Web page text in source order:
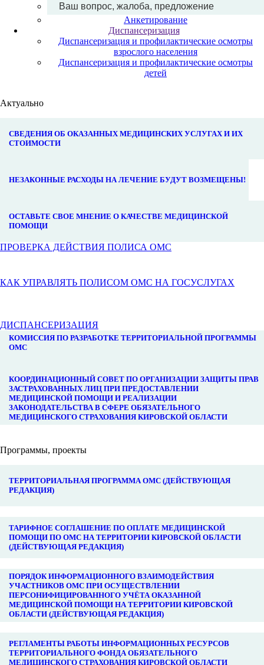
Ваш вопрос, жалоба, предложение
Анкетирование
Диспансеризация
Диспансеризация и профилактические осмотры
взрослого населения
Диспансеризация и профилактические осмотры
детей
Актуально
СВЕДЕНИЯ ОБ ОКАЗАННЫХ МЕДИЦИНСКИХ УСЛУГАХ И ИХ
СТОИМОСТИ
НЕЗАКОННЫЕ РАСХОДЫ НА ЛЕЧЕНИЕ БУДУТ ВОЗМЕЩЕНЫ!
ОСТАВЬТЕ СВОЕ МНЕНИЕ О КАЧЕСТВЕ МЕДИЦИНСКОЙ
ПОМОЩИ
ПРОВЕРКА ДЕЙСТВИЯ ПОЛИСА ОМС
КАК УПРАВЛЯТЬ ПОЛИСОМ ОМС НА ГОСУСЛУГАХ
ДИСПАНСЕРИЗАЦИЯ
КОМИССИЯ ПО РАЗРАБОТКЕ ТЕРРИТОРИАЛЬНОЙ ПРОГРАММЫ
ОМС
КООРДИНАЦИОННЫЙ СОВЕТ ПО ОРГАНИЗАЦИИ ЗАЩИТЫ ПРАВ
ЗАСТРАХОВАННЫХ ЛИЦ ПРИ ПРЕДОСТАВЛЕНИИ
МЕДИЦИНСКОЙ ПОМОЩИ И РЕАЛИЗАЦИИ
ЗАКОНОДАТЕЛЬСТВА В СФЕРЕ ОБЯЗАТЕЛЬНОГО
МЕДИЦИНСКОГО СТРАХОВАНИЯ КИРОВСКОЙ ОБЛАСТИ
Программы, проекты
ТЕРРИТОРИАЛЬНАЯ ПРОГРАММА ОМС (ДЕЙСТВУЮЩАЯ
РЕДАКЦИЯ)
ТАРИФНОЕ СОГЛАШЕНИЕ ПО ОПЛАТЕ МЕДИЦИНСКОЙ
ПОМОЩИ ПО ОМС НА ТЕРРИТОРИИ КИРОВСКОЙ ОБЛАСТИ
(ДЕЙСТВУЮЩАЯ РЕДАКЦИЯ)
ПОРЯДОК ИНФОРМАЦИОННОГО ВЗАИМОДЕЙСТВИЯ
УЧАСТНИКОВ ОМС ПРИ ОСУЩЕСТВЛЕНИИ
ПЕРСОНИФИЦИРОВАННОГО УЧЁТА ОКАЗАННОЙ
МЕДИЦИНСКОЙ ПОМОЩИ НА ТЕРРИТОРИИ КИРОВСКОЙ
ОБЛАСТИ (ДЕЙСТВУЮЩАЯ РЕДАКЦИЯ)
РЕГЛАМЕНТЫ РАБОТЫ ИНФОРМАЦИОННЫХ РЕСУРСОВ
ТЕРРИТОРИАЛЬНОГО ФОНДА ОБЯЗАТЕЛЬНОГО
МЕДИЦИНСКОГО СТРАХОВАНИЯ КИРОВСКОЙ ОБЛАСТИ